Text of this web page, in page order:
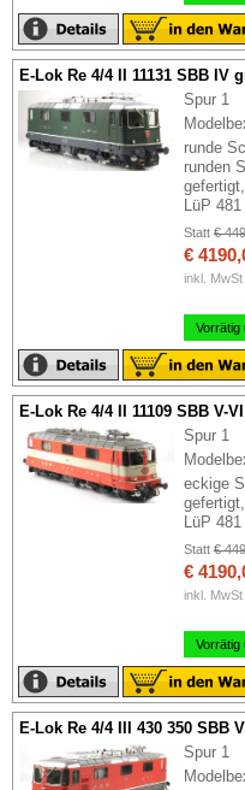
E-Lok Re 4/4 II 11131 SBB IV
Spur 1
runde
runden
LüP
Statt €
€
inkl. MwSt
Vorrätig
E-Lok Re 4/4 II 11109 SBB V-
Spur 1
eckige
LüP
Statt €
€
inkl. MwSt
Vorrätig
E-Lok Re 4/4 III 430 350 SBB
Spur 1